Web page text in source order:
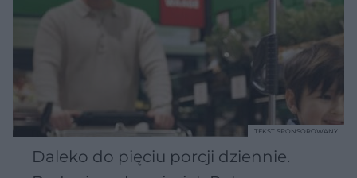
Daleko do pięciu porcji dziennie.
TEKST SPONSOROWANY